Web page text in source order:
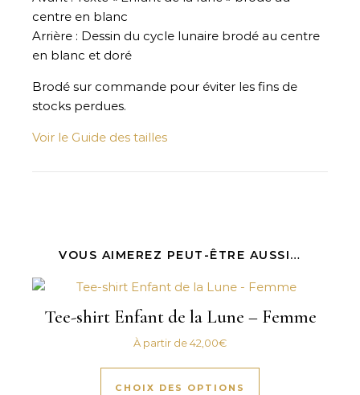
centre en blanc
Arrière : Dessin du cycle lunaire brodé au centre
en blanc et doré
Brodé sur commande pour éviter les fins de
stocks perdues.
Voir le Guide des tailles
VOUS AIMEREZ PEUT-ÊTRE AUSSI…
Tee-shirt Enfant de la Lune – Femme
À partir de42,00€
CHOIX DES OPTIONS
Ce produit a